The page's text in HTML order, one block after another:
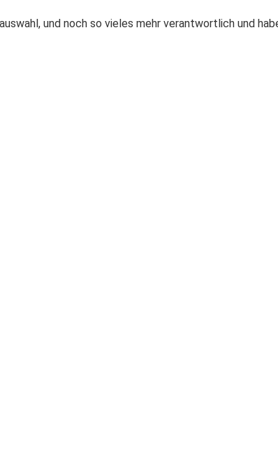
und noch so vieles mehr verantwortlich und